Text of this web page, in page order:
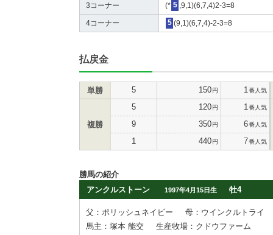
3コーナー (* 5 ,9,1)(6,7,4)2-3=8
4コーナー 5 (9,1)(6,7,4)-2-3=8
払戻金
単勝 5 150円 1 番人気
複勝
5 120円 1 番人気
9 350円 6番人気
1 440円 7番人気
勝馬の紹介
アンクルストーン
1997年4月15日生 牡4
父：ポリッシュネイビー
母：ウインクルトライ
馬主：塚本 能交
生産牧場：クドウファーム